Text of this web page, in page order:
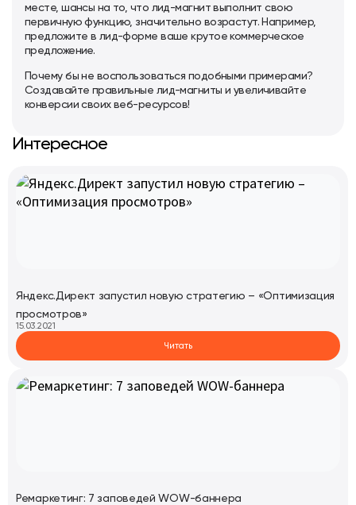
месте, шансы на то, что лид-магнит выполнит свою
первичную функцию, значительно возрастут. Например,
предложите в лид-форме ваше крутое коммерческое
предложение.
Почему бы не воспользоваться подобными примерами?
Создавайте правильные лид-магниты и увеличивайте
конверсии своих веб-ресурсов!
Интересное
Яндекс.Директ запустил новую стратегию – «Оптимизация
просмотров»
15.03.2021
Читать
Ремаркетинг: 7 заповедей WOW-баннера